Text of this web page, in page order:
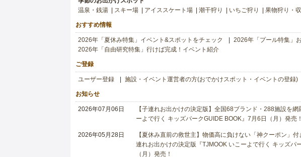
温泉・銭湯
スキー場 アイススケート場 潮干狩り いちご狩り 果物狩り・
おすすめ情報
2026年「夏休み特集」イベント&スポットをチェック
2026年「プール特集」
2026年「自由研究特集」行けば完成！イベント紹介
ご登録
ユーザー登録 施設・イベント運営者の方(おでかけスポット・イベントの登録)
お知らせ
2026年07月06日
【子連れお出かけの決定版】全国68ブランド・288施設を
ーよで行く キッズパークGUIDE BOOK』7月6日（月）発売！
2026年05月28日
【夏休み直前の救世主】物価高に負けない「神クーポン」
連れお出かけの決定版『TJMOOK いこーよで行く キッズパ
（月）発売！